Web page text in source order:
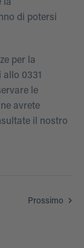
la
di potersi
per la
0331
le
avrete
il nostro
Prossimo